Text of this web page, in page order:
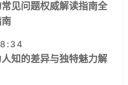
见问题权威解读指南全
知的差异与独特魅力解